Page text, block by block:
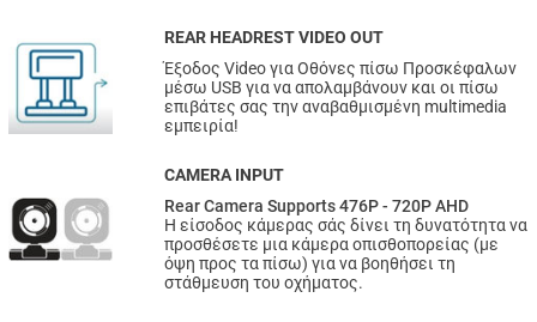
REAR HEADREST VIDEO OUT
Έξοδος Video για Οθόνες πίσω Προσκέφαλων
μέσω USB για να απολαμβάνουν και οι πίσω
επιβάτες σας την αναβαθμισμένη multimedia
εμπειρία!
CAMERA INPUT
Rear Camera Supports 476P - 720P AHD
Η είσοδος κάμερας σάς δίνει τη δυνατότητα να
προσθέσετε μια κάμερα οπισθοπορείας (με
όψη προς τα πίσω) για να βοηθήσει τη
στάθμευση του οχήματος.